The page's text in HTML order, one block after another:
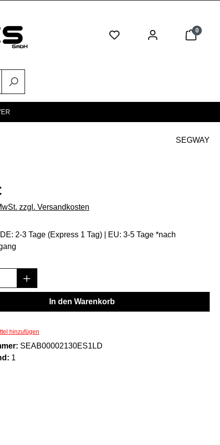
0
SEGWAY
zzgl. Versandkosten
2-3 Tage (Express 1 Tag) | EU: 3-5 Tage *nach
Gib den gewünschten Wert ein
In den Warenkorb
hinzufügen
SEAB00002130ES1LD
1